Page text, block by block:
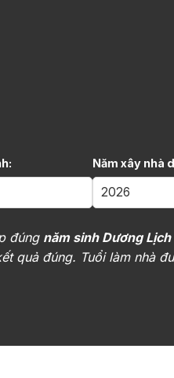
Năm xây nhà
đúng năm sinh Dương
quả đúng. Tuổi làm nhà